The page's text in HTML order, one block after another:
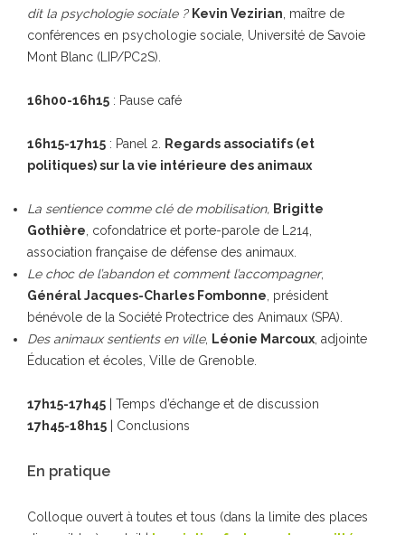
dit la psychologie sociale ? Kevin Vezirian , maître de
conférences en psychologie sociale, Université de Savoie
Mont Blanc (LIP/PC2S).
16h00-16h15 : Pause café
16h15-17h15 : Panel 2.
Regards associatifs (et
politiques) sur la vie intérieure des animaux
La sentience comme clé de mobilisation, Brigitte
Gothière , cofondatrice et porte-parole de L214,
association française de défense des animaux.
Le choc de l’abandon et comment l’accompagner,
Général Jacques-Charles Fombonne , président
bénévole de la Société Protectrice des Animaux (SPA).
Des animaux sentients en ville, Léonie Marcoux , adjointe
Éducation et écoles, Ville de Grenoble.
17h15-17h45 | Temps d’échange et de discussion
17h45-18h15 | Conclusions
En pratique
Colloque ouvert à toutes et tous (dans la limite des places